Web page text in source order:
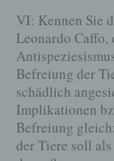
VI: Kennen Sie
Leonardo Caffo,
Befreiung der
schädlich
Implikationen
Befreiung
der Tiere soll
eingegebenen
ausschließlich
Verarbeitung
erhoben und
Verantwortliche
veranlassen, der
ausschließlich
Verarbeitung
Durch eine
Verarbeitung